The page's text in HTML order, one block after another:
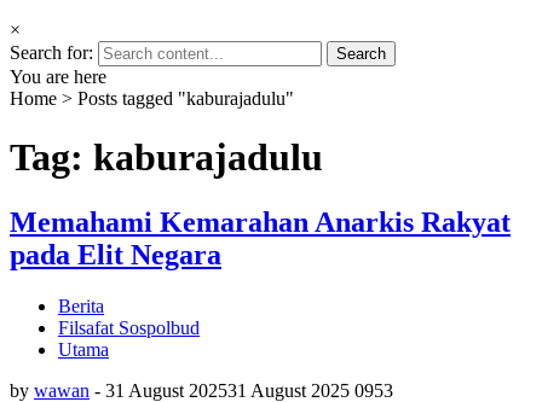
×
Search for:
You are here
Home > Posts tagged "kaburajadulu"
Tag: kaburajadulu
Memahami Kemarahan Anarkis Rakyat
pada Elit Negara
Berita
Filsafat Sospolbud
Utama
by wawan - 31 August 202531 August 2025 0953